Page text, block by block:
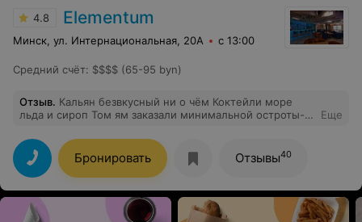
4.8 Elementum
Минск, ул. Интернациональная, 20А с 13:00
Средний счёт: $$$$ (65-95 byn)
Отзыв. Кальян безвкусный ни о чём Коктейли море
льда и сироп Том ям заказали минимальной остроты-
невозможно
Еще
Бронировать Отзывы40